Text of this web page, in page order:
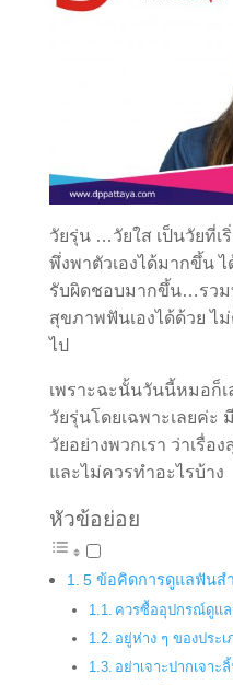
วัยรุ่น …วัยใส เป็นวัยที่เ
พึ่งพาตัวเองได้มากขึ้น
รับผิดชอบมากขึ้น…รวม
สุขภาพฟันเองได้ด้วย ไ
ไป
เพราะฉะนั้นวันนี้หมอก็
วัยรุ่นโดยเฉพาะเลยค่
วัยอย่างพวกเรา ว่าเรื่อ
และไม่ควรทำอะไรบ้าง
หัวข้อย่อย
5 ข้อคิดการดูแลฟันส
ควรซื้ออุปกรณ์ดูแ
อยู่ห่าง ๆ ของประ
อย่าเจาะปากเจาะ